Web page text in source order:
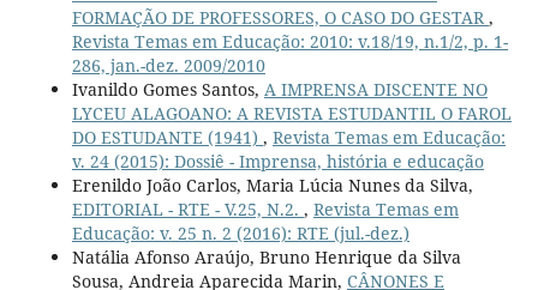
FORMAÇÃO DE PROFESSORES, O CASO DO GESTAR,
Revista Temas em Educação: 2010: v.18/19, n.1/2, p. 1-
286, jan.-dez. 2009/2010
Ivanildo Gomes Santos, A IMPRENSA DISCENTE NO
LYCEU ALAGOANO: A REVISTA ESTUDANTIL O FAROL
DO ESTUDANTE (1941) , Revista Temas em Educação:
v. 24 (2015): Dossiê - Imprensa, história e educação
Erenildo João Carlos, Maria Lúcia Nunes da Silva,
EDITORIAL - RTE - V.25, N.2. , Revista Temas em
Educação: v. 25 n. 2 (2016): RTE (jul.-dez.)
Natália Afonso Araújo, Bruno Henrique da Silva
Sousa, Andreia Aparecida Marin, CÂNONES E